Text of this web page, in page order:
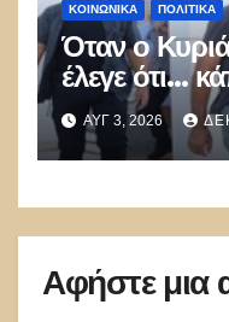
ΚΟΙΝΩΝΙΚΑ ΠΟΛΙΤΙΚΑ
Όταν ο
έλεγε ότι…
καούν τα
ΑΥΓ 3, 2026
Αφήστε μια